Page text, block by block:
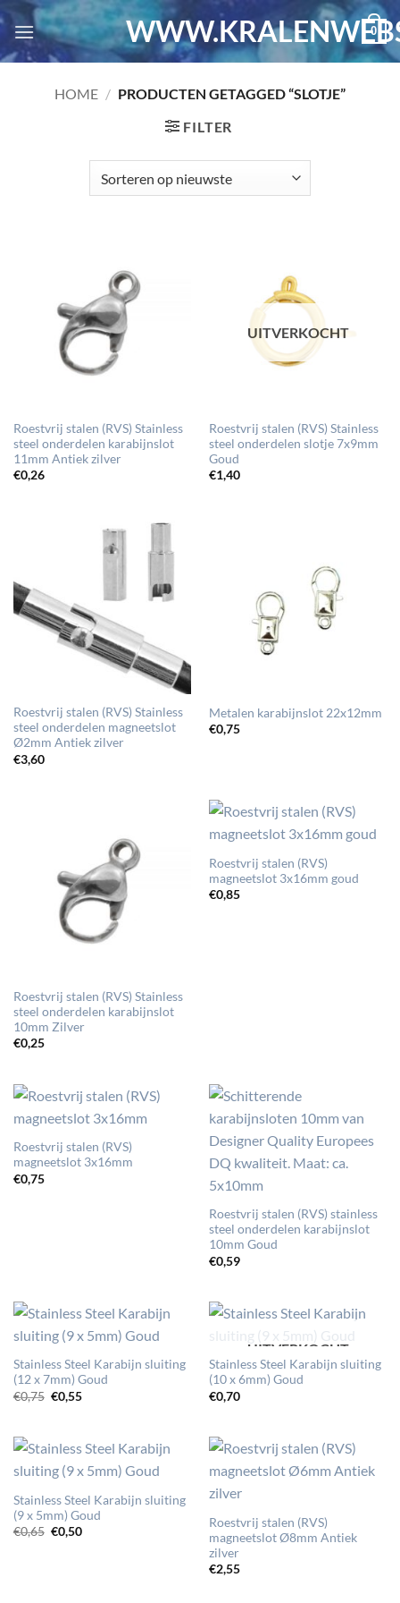
Ga
naar
inhoud
0
HOME / PRODUCTEN GETAGGED “SLOTJE”
FILTER
Roestvrij stalen (RVS) Stainless
steel onderdelen karabijnslot
11mm Antiek zilver
€0,26
UITVERKOCHT
Roestvrij stalen (RVS) Stainless
steel onderdelen slotje 7x9mm
Goud
€1,40
Roestvrij stalen (RVS) Stainless
steel onderdelen magneetslot
Ø2mm Antiek zilver
€3,60
Metalen karabijnslot 22x12mm
€0,75
Roestvrij stalen (RVS) Stainless
steel onderdelen karabijnslot
10mm Zilver
€0,25
Roestvrij stalen (RVS)
magneetslot 3x16mm goud
€0,85
Roestvrij stalen (RVS)
magneetslot 3x16mm
€0,75
Roestvrij stalen (RVS) stainless
steel onderdelen karabijnslot
10mm Goud
€0,59
Stainless Steel Karabijn sluiting
(12 x 7mm) Goud
€0,75 Oorspronkelijke
prijs
€0,55Huidige
UITVERKOCHT
Stainless Steel Karabijn sluiting
(10 x 6mm) Goud
€0,70
Stainless Steel Karabijn sluiting
(9 x 5mm) Goud
€0,65 Oorspronkelijke
prijs
€0,50Huidige
Roestvrij stalen (RVS)
magneetslot Ø8mm Antiek
zilver
€2,55